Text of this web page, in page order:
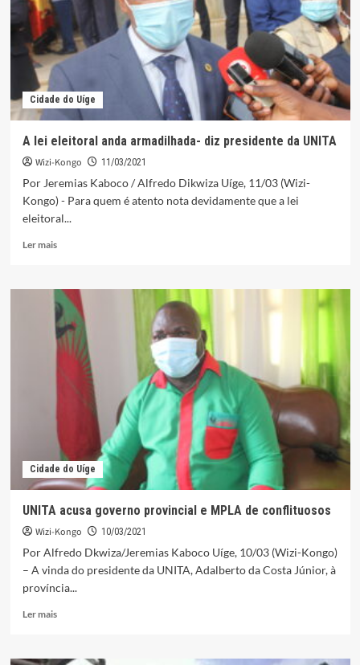
Cidade do Uíge
A lei eleitoral anda armadilhada- diz presidente da UNITA
Wizi-Kongo 11/03/2021
Por Jeremias Kaboco / Alfredo Dikwiza Uíge, 11/03 (Wizi-
Kongo) - Para quem é atento nota devidamente que a lei
eleitoral...
Ler maisLeia
A
lei
eleitoral
anda
armadilhada-
presidente
Cidade do Uíge
UNITA acusa governo provincial e MPLA de conflituosos
Wizi-Kongo 10/03/2021
Por Alfredo Dkwiza/Jeremias Kaboco Uíge, 10/03 (Wizi-Kongo)
– A vinda do presidente da UNITA, Adalberto da Costa Júnior, à
província...
Ler maisLeia
UNITA